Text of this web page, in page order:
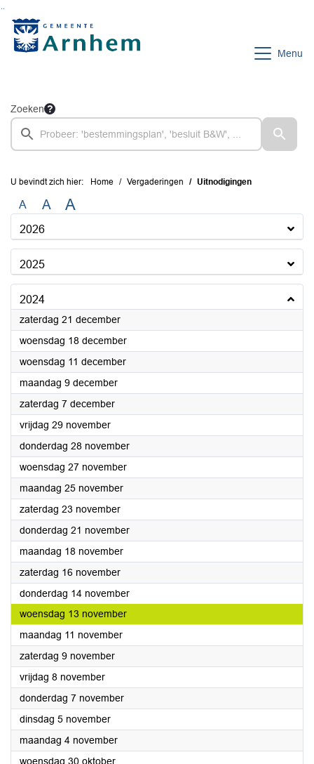
Menu
Zoeken
U bevindt zich hier: Home Vergaderingen Uitnodigingen
A A A
2026
2025
2024
zaterdag 21 december2024
woensdag 18 december2024
woensdag 11 december2024
maandag 9 december2024
zaterdag 7 december2024
vrijdag 29 november2024
donderdag 28 november2024
woensdag 27 november2024
maandag 25 november2024
zaterdag 23 november2024
donderdag 21 november2024
maandag 18 november2024
zaterdag 16 november2024
donderdag 14 november2024
woensdag 13 november2024
maandag 11 november2024
zaterdag 9 november2024
vrijdag 8 november2024
donderdag 7 november2024
dinsdag 5 november2024
maandag 4 november2024
woensdag 30 oktober2024